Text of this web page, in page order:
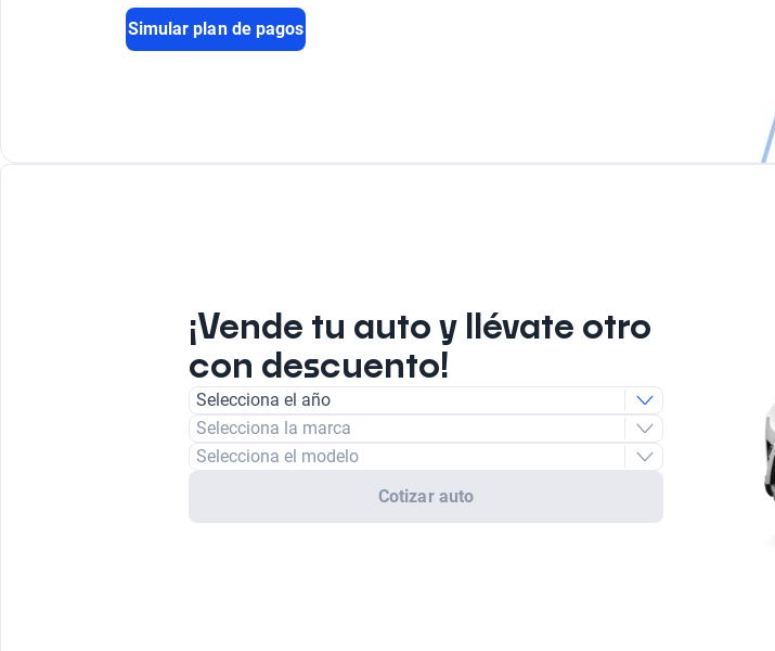
Simular plan de pagos
¡Vende tu auto y llévate otro
con descuento!
Selecciona el año
Selecciona la marca
Selecciona el modelo
Cotizar auto